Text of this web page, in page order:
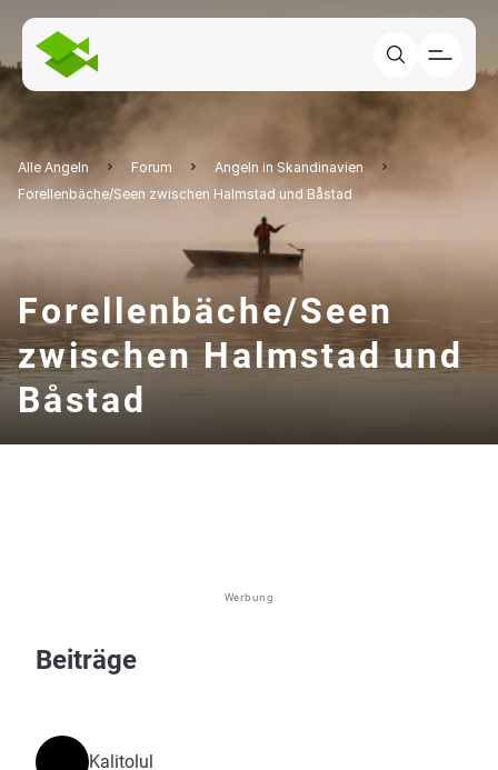
Alle Angeln Forum
Angeln in Skandinavien
Forellenbäche/Seen zwischen Halmstad und Båstad
Forellenbäche/Seen
zwischen Halmstad und
Båstad
Werbung
Beiträge
Kalitolul